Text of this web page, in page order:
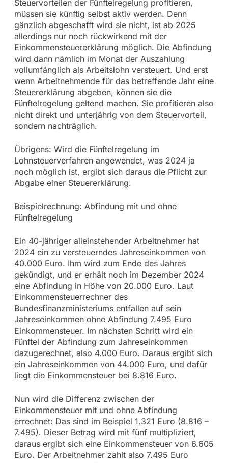
Steuervorteilen der Fünftelregelung profitieren,
müssen sie künftig selbst aktiv werden. Denn
gänzlich abgeschafft wird sie nicht, ist ab 2025
allerdings nur noch rückwirkend mit der
Einkommensteuererklärung möglich. Die Abfindung
wird dann nämlich im Monat der Auszahlung
vollumfänglich als Arbeitslohn versteuert. Und erst
wenn Arbeitnehmende für das betreffende Jahr eine
Steuererklärung abgeben, können sie die
Fünftelregelung geltend machen. Sie profitieren also
nicht direkt und unterjährig von dem Steuervorteil,
sondern nachträglich.
Übrigens: Wird die Fünftelregelung im
Lohnsteuerverfahren angewendet, was 2024 ja
noch möglich ist, ergibt sich daraus die Pflicht zur
Abgabe einer Steuererklärung.
Beispielrechnung: Abfindung mit und ohne
Fünftelregelung
Ein 40-jähriger alleinstehender Arbeitnehmer hat
2024 ein zu versteuerndes Jahreseinkommen von
40.000 Euro. Ihm wird zum Ende des Jahres
gekündigt, und er erhält noch im Dezember 2024
eine Abfindung in Höhe von 20.000 Euro. Laut
Einkommensteuerrechner des
Bundesfinanzministeriums entfallen auf sein
Jahreseinkommen ohne Abfindung 7.495 Euro
Einkommensteuer. Im nächsten Schritt wird ein
Fünftel der Abfindung zum Jahreseinkommen
dazugerechnet, also 4.000 Euro. Daraus ergibt sich
ein Jahreseinkommen von 44.000 Euro, und dafür
liegt die Einkommensteuer bei 8.816 Euro.
Nun wird die Differenz zwischen der
Einkommensteuer mit und ohne Abfindung
errechnet: Das sind im Beispiel 1.321 Euro (8.816 –
7.495). Dieser Betrag wird mit fünf multipliziert,
daraus ergibt sich eine Einkommensteuer von 6.605
Euro. Der Arbeitnehmer zahlt also 7.495 Euro